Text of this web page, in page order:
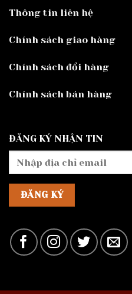
Thông tin liên hệ
Chính sách giao hàng
Chính sách đổi hàng
Chính sách bán hàng
ĐĂNG KÝ NHẬN TIN